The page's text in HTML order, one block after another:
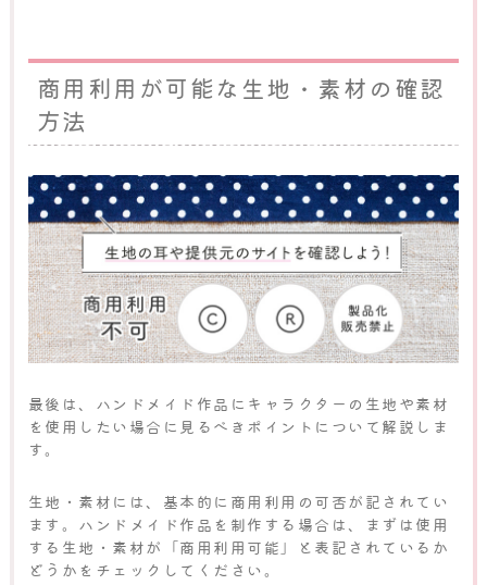
商用利用が可能な生地・素材の確認
方法
最後は、ハンドメイド作品にキャラクターの生地や素材
を使用したい場合に見るべきポイントについて解説しま
す。
生地・素材には、基本的に商用利用の可否が記されてい
ます。ハンドメイド作品を制作する場合は、まずは使用
する生地・素材が「商用利用可能」と表記されているか
どうかをチェックしてください。